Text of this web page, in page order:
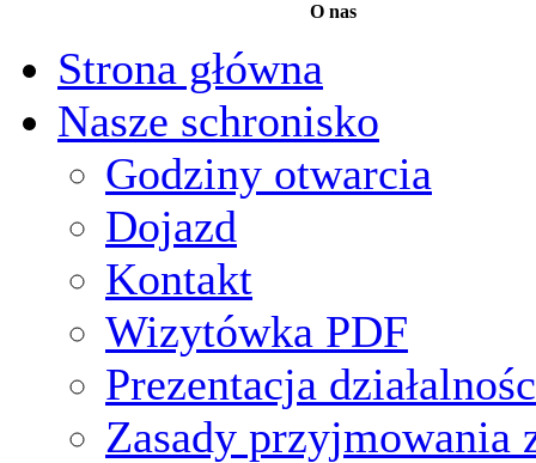
O nas
Strona główna
Nasze schronisko
Godziny otwarcia
Dojazd
Kontakt
Wizytówka PDF
Prezentacja
Zasady przyjmowania